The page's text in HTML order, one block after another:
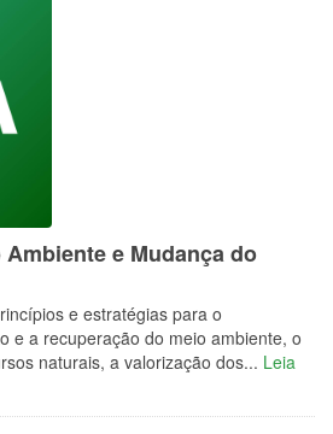
e Mudança do
e estratégias para o
e a recuperação do meio ambiente, o
naturais, a valorização dos... Leia